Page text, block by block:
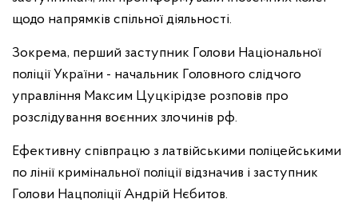
щодо напрямків спільної діяльності.
Зокрема, перший заступник Голови Національної
поліції України - начальник Головного слідчого
управління Максим Цуцкірідзе розповів про
розслідування воєнних злочинів рф.
Ефективну співпрацю з латвійськими поліцейськими
по лінії кримінальної поліції відзначив і заступник
Голови Нацполіції Андрій Нєбитов.